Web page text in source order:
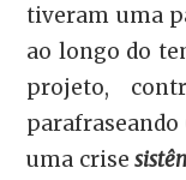
tiveram uma
ao longo do
projeto,
parafraseando
uma crise